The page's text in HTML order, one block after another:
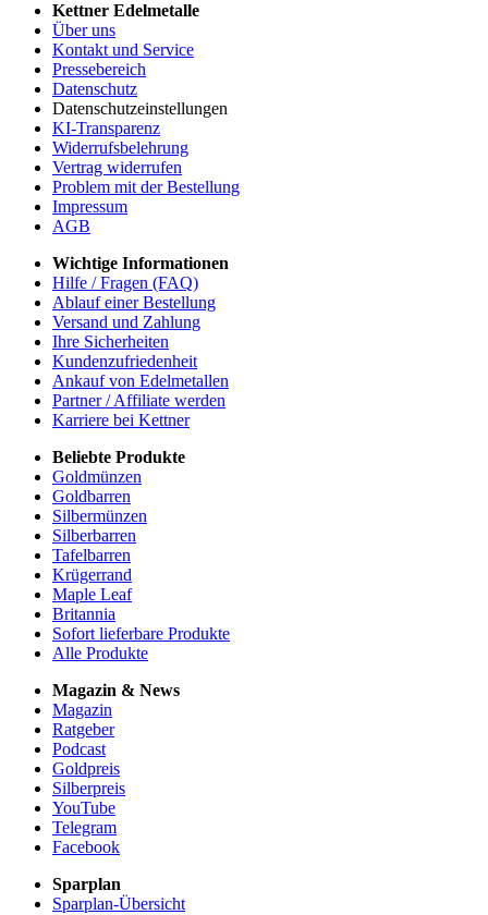
Kettner Edelmetalle
Über uns
Kontakt und Service
Pressebereich
Datenschutz
Datenschutzeinstellungen
KI-Transparenz
Widerrufsbelehrung
Vertrag widerrufen
Problem mit der Bestellung
Impressum
AGB
Wichtige Informationen
Hilfe / Fragen (FAQ)
Ablauf einer Bestellung
Versand und Zahlung
Ihre Sicherheiten
Kundenzufriedenheit
Ankauf von Edelmetallen
Partner / Affiliate werden
Karriere bei Kettner
Beliebte Produkte
Goldmünzen
Goldbarren
Silbermünzen
Silberbarren
Tafelbarren
Krügerrand
Maple Leaf
Britannia
Sofort lieferbare Produkte
Alle Produkte
Magazin & News
Magazin
Ratgeber
Podcast
Goldpreis
Silberpreis
YouTube
Telegram
Facebook
Sparplan
Sparplan-Übersicht